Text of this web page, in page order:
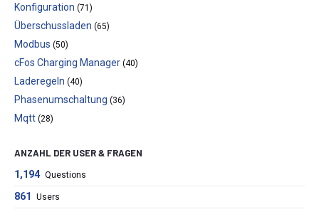
Konfiguration (71)
Überschussladen (65)
Modbus (50)
cFos Charging Manager (40)
Laderegeln (40)
Phasenumschaltung (36)
Mqtt (28)
ANZAHL DER USER & FRAGEN
1,194 Questions
861 Users